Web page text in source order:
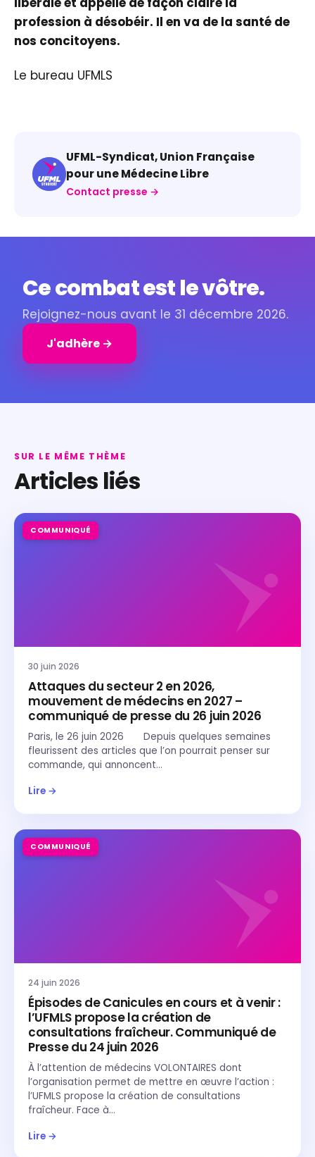
profession à désobéir. Il en va de la santé de
nos concitoyens.
Le bureau UFMLS
UFML-Syndicat, Union Française
pour une Médecine Libre
Contact presse →
Ce combat est le vôtre.
Rejoignez-nous avant le 31 décembre 2026.
J'adhère →
SUR LE MÊME THÈME
Articles liés
COMMUNIQUÉ
30 juin 2026
Attaques du secteur 2 en 2026,
mouvement de médecins en 2027 –
communiqué de presse du 26 juin 2026
Paris, le 26 juin 2026 Depuis quelques semaines
fleurissent des articles que l’on pourrait penser sur
commande, qui annoncent…
Lire →
COMMUNIQUÉ
24 juin 2026
Épisodes de Canicules en cours et à venir :
l’UFMLS propose la création de
consultations fraîcheur. Communiqué de
Presse du 24 juin 2026
À l’attention de médecins VOLONTAIRES dont
l’organisation permet de mettre en œuvre l’action :
l’UFMLS propose la création de consultations
fraîcheur. Face à…
Lire →